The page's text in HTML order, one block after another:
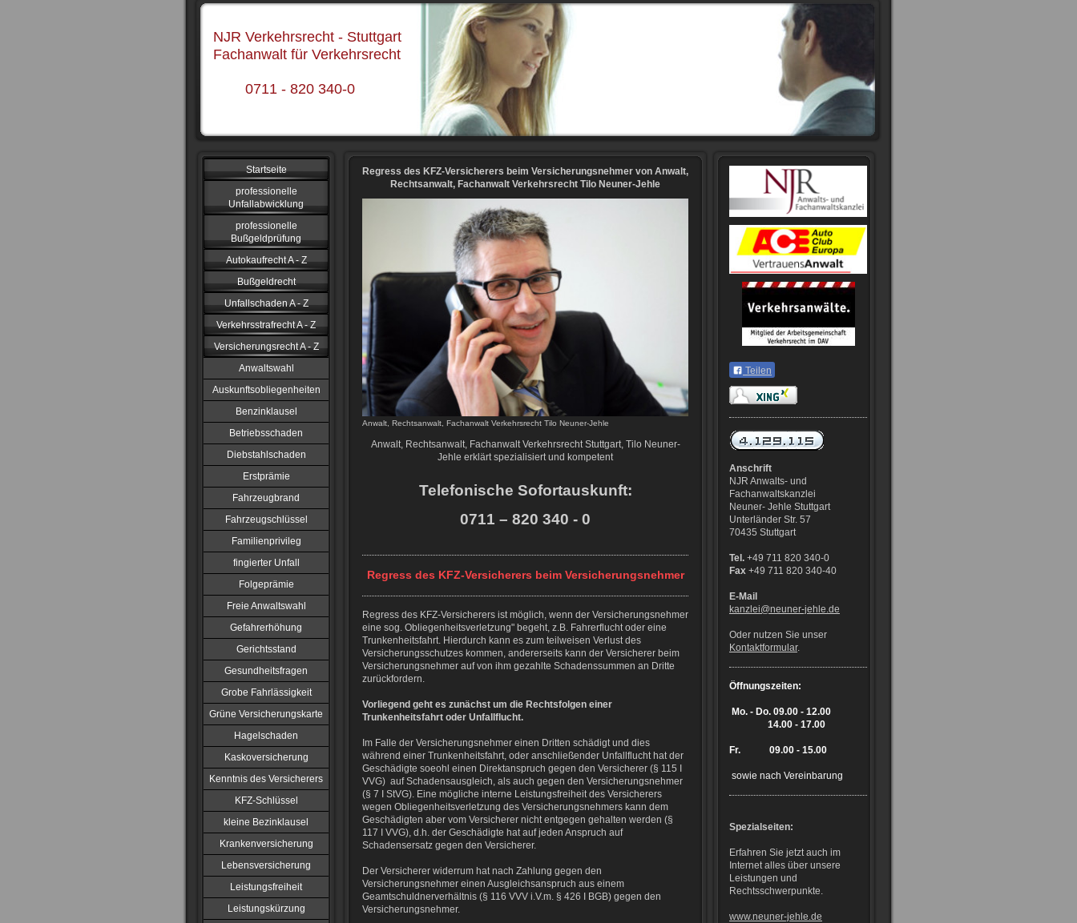
NJR Verkehrsrecht - Stuttgart
Fachanwalt für Verkehrsrecht
0711 - 820 340-0
Startseite
professionelle
Unfallabwicklung
professionelle
Bußgeldprüfung
Autokaufrecht A - Z
Bußgeldrecht
Unfallschaden A - Z
Verkehrsstrafrecht A - Z
Versicherungsrecht A - Z
Anwaltswahl
Auskunftsobliegenheiten
Benzinklausel
Betriebsschaden
Diebstahlschaden
Erstprämie
Fahrzeugbrand
Fahrzeugschlüssel
Familienprivileg
fingierter Unfall
Folgeprämie
Freie Anwaltswahl
Gefahrerhöhung
Gerichtsstand
Gesundheitsfragen
Grobe Fahrlässigkeit
Grüne Versicherungskarte
Hagelschaden
Kaskoversicherung
Kenntnis des Versicherers
KFZ-Schlüssel
kleine Bezinklausel
Krankenversicherung
Lebensversicherung
Leistungsfreiheit
Leistungskürzung
Regress des KFZ-Versicherers beim Versicherungsnehmer von Anwalt,
Rechtsanwalt, Fachanwalt Verkehrsrecht Tilo Neuner-Jehle
Anwalt, Rechtsanwalt, Fachanwalt Verkehrsrecht Tilo Neuner-Jehle
Anwalt, Rechtsanwalt, Fachanwalt Verkehrsrecht Stuttgart, Tilo Neuner-
Jehle erklärt spezialisiert und kompetent
Telefonische Sofortauskunft:
0711 – 820 340 - 0
Regress des KFZ-Versicherers beim Versicherungsnehmer
Regress des KFZ-Versicherers ist möglich, wenn der Versicherungsnehmer
eine sog. Obliegenheitsverletzung" begeht, z.B. Fahrerflucht oder eine
Trunkenheitsfahrt. Hierdurch kann es zum teilweisen Verlust des
Versicherungsschutzes kommen, andererseits kann der Versicherer beim
Versicherungsnehmer auf von ihm gezahlte Schadenssummen an Dritte
zurückfordern.
Vorliegend geht es zunächst um die Rechtsfolgen einer
Trunkenheitsfahrt oder Unfallflucht.
Im Falle der Versicherungsnehmer einen Dritten schädigt und dies
während einer Trunkenheitsfahrt, oder anschließender Unfallflucht hat der
Geschädigte soeohl einen Direktanspruch gegen den Versicherer (§ 115 I
VVG) auf Schadensausgleich, als auch gegen den Versicherungsnehmer
(§ 7 I StVG). Eine mögliche interne Leistungsfreiheit des Versicherers
wegen Obliegenheitsverletzung des Versicherungsnehmers kann dem
Geschädigten aber vom Versicherer nicht entgegen gehalten werden (§
117 I VVG), d.h. der Geschädigte hat auf jeden Anspruch auf
Schadensersatz gegen den Versicherer.
Der Versicherer widerrum hat nach Zahlung gegen den
Versicherungsnehmer einen Ausgleichsanspruch aus einem
Geamtschuldnerverhältnis (§ 116 VVV i.V.m. § 426 I BGB) gegen den
Versicherungsnehmer.
Teilen
Anschrift
NJR Anwalts- und
Fachanwaltskanzlei
Neuner- Jehle Stuttgart
Unterländer Str. 57
70435 Stuttgart
Tel. +49 711 820 340-0
Fax +49 711 820 340-40
E-Mail
kanzlei@neuner-jehle .de
Oder nutzen Sie unser
Kontaktformular.
Öffnungszeiten:
Mo. - Do. 09.00 - 12.00
14.00 - 17.00
Fr. 09.00 - 15.00
sowie nach Vereinbarung
Spezialseiten:
Erfahren Sie jetzt auch im
Internet alles über unsere
Leistungen und
Rechtsschwerpunkte.
www.neuner-jehle.de